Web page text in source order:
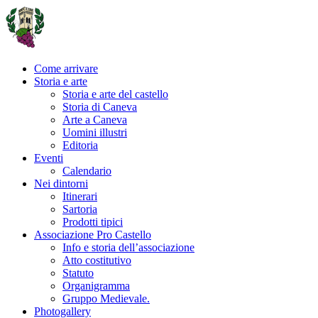
Come arrivare
Storia e arte
Storia e arte del castello
Storia di Caneva
Arte a Caneva
Uomini illustri
Editoria
Eventi
Calendario
Nei dintorni
Itinerari
Sartoria
Prodotti tipici
Associazione Pro Castello
Info e storia dell’associazione
Atto costitutivo
Statuto
Organigramma
Gruppo Medievale.
Photogallery